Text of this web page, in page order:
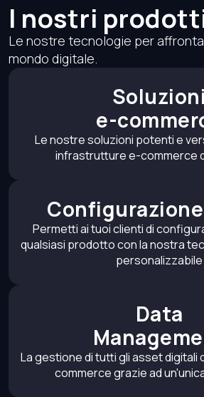
I nostri
Le nostre tecnologie per
mondo digitale.
Soluzioni
e-
Le nostre soluzioni potenti e
infrastrutture e-commerce
Permetti ai tuoi clienti di
qualsiasi prodotto con la nostra
personalizzabile
Data
La gestione di tutti gli asset digitali
commerce grazie ad